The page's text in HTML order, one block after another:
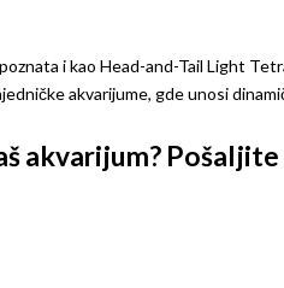
i kao Head-and-Tail Light
akvarijume, gde unosi
akvarijum?